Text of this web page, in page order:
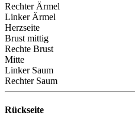
Rechter Ärmel
Linker Ärmel
Herzseite
Brust mittig
Rechte Brust
Mitte
Linker Saum
Rechter Saum
Rückseite